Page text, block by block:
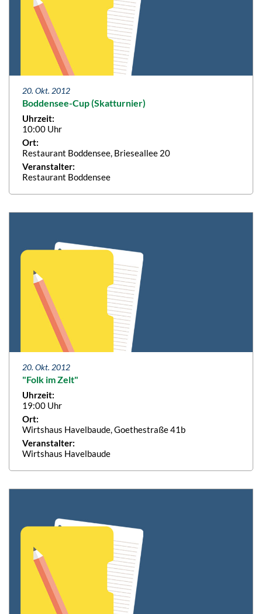
20. Okt. 2012
Boddensee-Cup (Skatturnier)
Uhrzeit:
10:00 Uhr
Ort:
Restaurant Boddensee, Brieseallee 20
Veranstalter:
Restaurant Boddensee
20. Okt. 2012
"Folk im Zelt"
Uhrzeit:
19:00 Uhr
Ort:
Wirtshaus Havelbaude, Goethestraße 41b
Veranstalter:
Wirtshaus Havelbaude